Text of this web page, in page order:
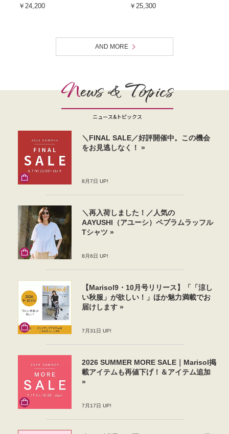
￥24,200 ￥25,300
AND MORE
News & Topics
ニュース&トピックス